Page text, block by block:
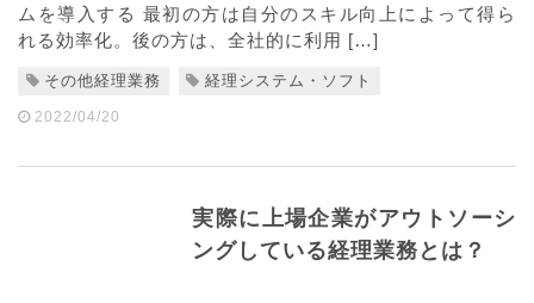
ムを導入する 最初の方は自分のスキル向上によって得ら
れる効率化。後の方は、全社的に利用 […]
その他経理業務 経理システム・ソフト
2022/04/20
実際に上場企業がアウトソーシ
ングしている経理業務とは？